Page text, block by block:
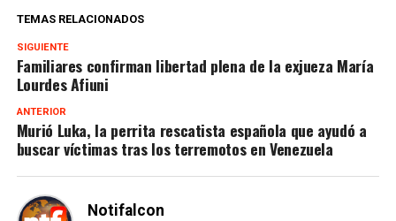
TEMAS RELACIONADOS
SIGUIENTE
Familiares confirman libertad plena de la exjueza María
Lourdes Afiuni
ANTERIOR
Murió Luka, la perrita rescatista española que ayudó a
buscar víctimas tras los terremotos en Venezuela
Notifalcon